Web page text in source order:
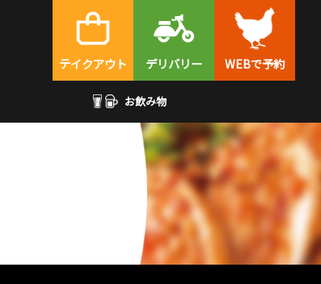
テイクアウト デリバリー WEBで予約
お飲み物